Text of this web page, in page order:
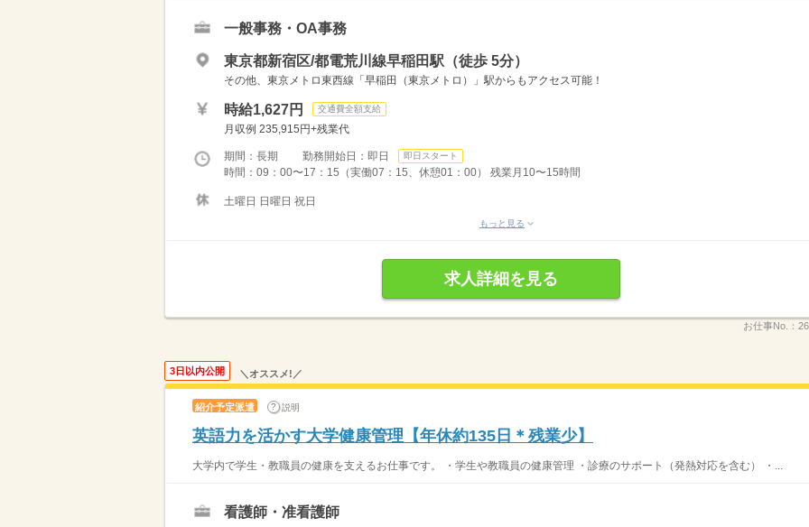
一般事務・OA事務
東京都新宿区/都電荒川線早稲田駅（徒歩 5分）
その他、東京メトロ東西線「早稲田（東京メトロ）」駅からもアクセス可能！
時給1,627円 交通費全額支給
月収例 235,915円+残業代
期間：長期 勤務開始日：即日 即日スタート
時間：09：00〜17：15（実働07：15、休憩01：00） 残業月10〜15時間
土曜日 日曜日 祝日
もっと見る
求人詳細を見る
お仕事No.：
3日以内公開 ＼オススメ!／
紹介予定派遣 説明
英語力を活かす大学健康管理【年休約135日＊残業少】
大学内で学生・教職員の健康を支えるお仕事です。 ・学生や教職員の健康管理 ・診療のサポート（発熱対応を含む） ・...
看護師・准看護師